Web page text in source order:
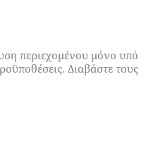
περιεχομένου μόνο υπό
Διαβάστε τους